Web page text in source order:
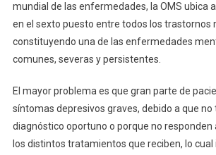
mundial de las enfermedades, la OMS ubica
en el sexto puesto entre todos los trastornos
constituyendo una de las enfermedades
comunes, severas y persistentes.
El mayor problema es que gran parte de
síntomas depresivos graves, debido a que no
diagnóstico oportuno o porque no
los distintos tratamientos que reciben, lo cual